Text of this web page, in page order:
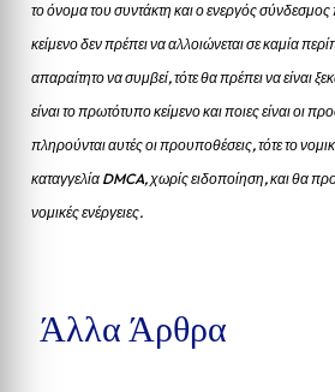
το όνομα του συντάκτη και ο ενεργός
κείμενο δεν πρέπει να αλλοιώνεται σε καμία
απαραίτητο να συμβεί, τότε θα πρέπει να είναι
είναι το πρωτότυπο κείμενο και ποιες είναι οι
πληρούνται αυτές οι προυποθέσεις, τότε το
καταγγελία DMCA, χωρίς ειδοποίηση, και θα
νομικές ενέργειες.
Άλλα Άρθρα